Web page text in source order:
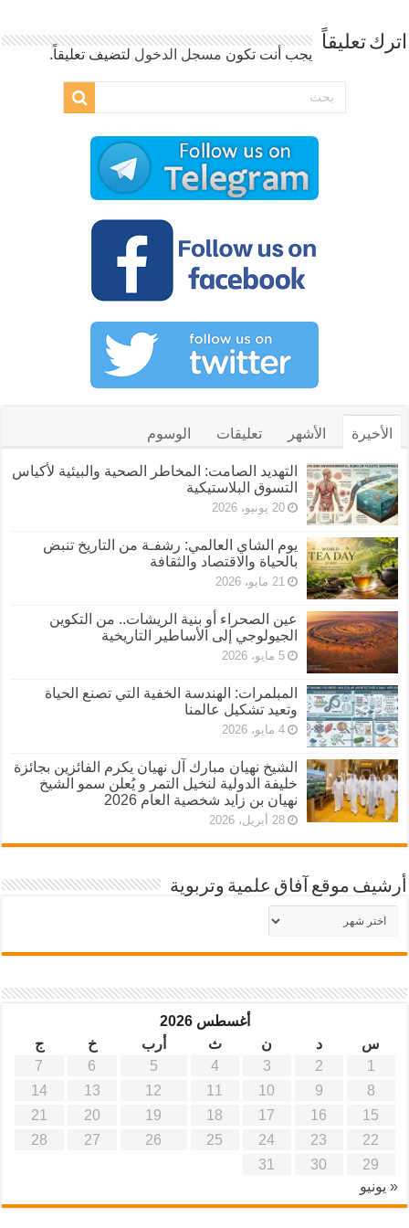
اترك تعليقاً
يجب أنت تكون مسجل الدخول لتضيف تعليقاً.
الأخيرة الأشهر تعليقات الوسوم
التهديد الصامت: المخاطر الصحية والبيئية لأكياس
التسوق البلاستيكية
20 يونيو، 2026
يوم الشاي العالمي: رشفـة من التاريخ تنبض
بالحياة والاقتصاد والثقافة
21 مايو، 2026
عين الصحراء أو بنية الريشات.. من التكوين
الجيولوجي إلى الأساطير التاريخية
5 مايو، 2026
المبلمرات: الهندسة الخفية التي تصنع الحياة
وتعيد تشكيل عالمنا
4 مايو، 2026
الشيخ نهيان مبارك آل نهيان يكرم الفائزين بجائزة
خليفة الدولية لنخيل التمر و يُعلن سمو الشيخ
نهيان بن زايد شخصية العام 2026
28 أبريل، 2026
أرشيف موقع آفاق علمية وتربوية
أرشيف
موقع
آفاق
أغسطس 2026
س
د ن ث أرب خ
ج
1
2
3
4
5
6
7
8
9
10
11
12
13
14
15
16
17
18
19
20
21
22
23
24
25
26
27
28
29
30
31
« يونيو